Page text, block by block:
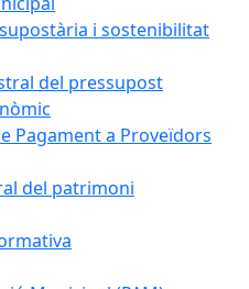
i sostenibilitat
del pressupost
Pagament a Proveïdors
del patrimoni